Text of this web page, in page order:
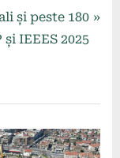
și peste 180
IEEES 2025